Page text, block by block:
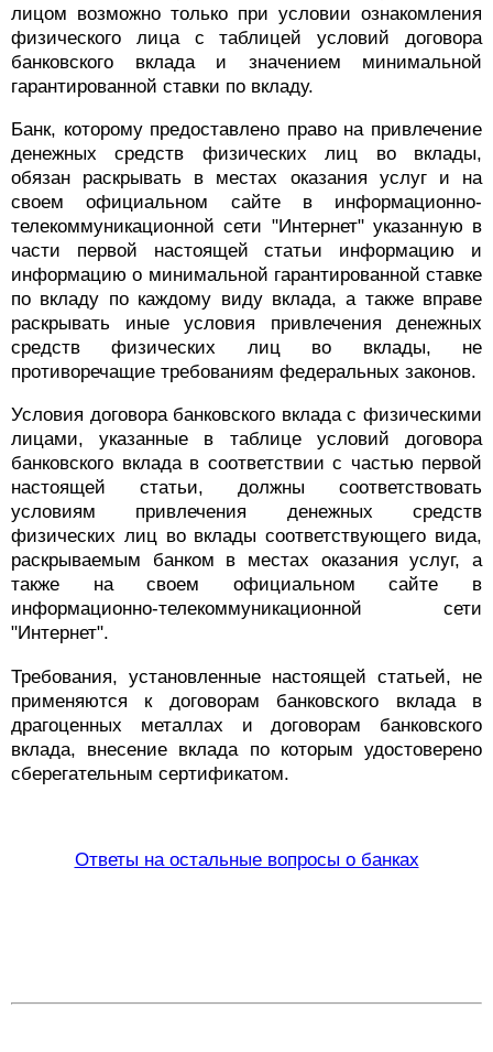
лицом возможно только при условии ознакомления
физического лица с таблицей условий договора
банковского вклада и значением минимальной
гарантированной ставки по вкладу.
Банк, которому предоставлено право на привлечение
денежных средств физических лиц во вклады,
обязан раскрывать в местах оказания услуг и на
своем официальном сайте в информационно-
телекоммуникационной сети "Интернет" указанную в
части первой настоящей статьи информацию и
информацию о минимальной гарантированной ставке
по вкладу по каждому виду вклада, а также вправе
раскрывать иные условия привлечения денежных
средств физических лиц во вклады, не
противоречащие требованиям федеральных законов.
Условия договора банковского вклада с физическими
лицами, указанные в таблице условий договора
банковского вклада в соответствии с частью первой
настоящей статьи, должны соответствовать
условиям привлечения денежных средств
физических лиц во вклады соответствующего вида,
раскрываемым банком в местах оказания услуг, а
также на своем официальном сайте в
информационно-телекоммуникационной сети
"Интернет".
Требования, установленные настоящей статьей, не
применяются к договорам банковского вклада в
драгоценных металлах и договорам банковского
вклада, внесение вклада по которым удостоверено
сберегательным сертификатом.
Ответы на остальные вопросы о банках